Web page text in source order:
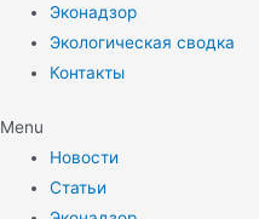
Эконадзор
Экологическая сводка
Контакты
Menu
Новости
Статьи